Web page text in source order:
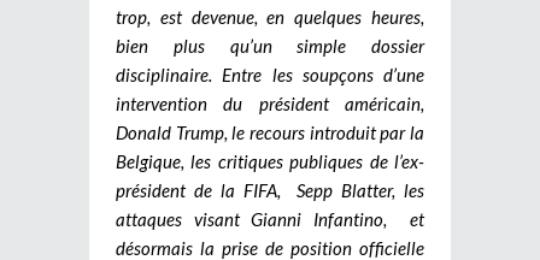
trop, est devenue, en quelques heures,
bien plus qu’un simple dossier
disciplinaire. Entre les soupçons d’une
intervention du président américain,
Donald Trump, le recours introduit par la
Belgique, les critiques publiques de l’ex-
président de la FIFA, Sepp Blatter, les
attaques visant Gianni Infantino, et
désormais la prise de position officielle